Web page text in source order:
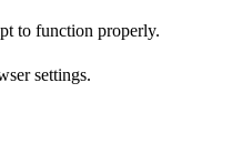
to function properly.
settings.